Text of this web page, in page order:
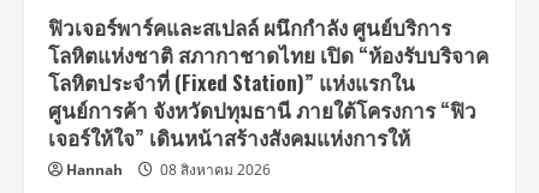
”
พรี
เซนเตอร์
No.1
ระดับ
ประเทศ
ชู
นวัตกรรม
ความ
ฟิวเจอร์พาร์คและสเปลล์ ผนึกกำลัง ศูนย์บริการ
โลหิตแห่งชาติ สภากาชาดไทย เปิด “ห้องรับบริจาค
โลหิตประจำที่ (Fixed Station)” แห่งแรกใน
ศูนย์การค้า จังหวัดปทุมธานี ภายใต้โครงการ “ฟิว
เจอร์ให้ใจ” เดินหน้าสร้างสังคมแห่งการให้
Hannah 08 สิงหาคม 2026